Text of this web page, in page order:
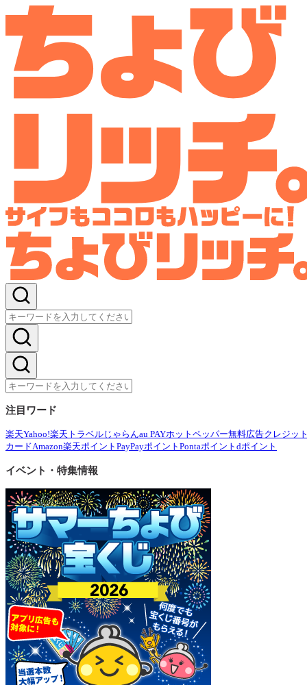
注目ワード
楽天Yahoo!楽天トラベル じゃらんau PAYホットペッパー無料広告クレジッ
カードAmazon楽天ポイント PayPayポイント Pontaポイント dポイント
イベント・特集情報